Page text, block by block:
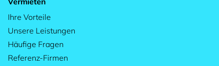
Ihre Vorteile
Unsere Leistungen
Häufige Fragen
Referenz-Firmen